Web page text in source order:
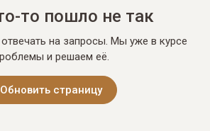
то пошло не так
на запросы. Мы уже в курсе
и решаем её.
Обновить страницу